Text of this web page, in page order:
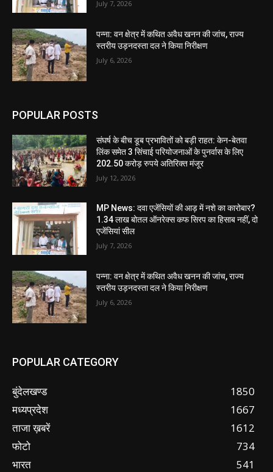
July 7, 2026
पन्ना: वन क्षेत्र में कथित अवैध खनन की जांच, राज्य
स्तरीय उड़नदस्ता दल ने किया निरीक्षण
July 6, 2026
POPULAR POSTS
संघर्ष के बीच डूब प्रभावितों को बड़ी राहत: केन-बेतवा
लिंक समेत 3 सिंचाई परियोजनाओं के पुनर्वास के लिए
202.50 करोड़ रुपये अतिरिक्त मंजूर
July 12, 2026
MP News: दवा एजेंसियों की आड़ में नशे का कारोबार?
1.34 लाख बोतल ऑनरेक्स कफ सिरप का हिसाब नहीं, दो
एजेंसियां सील
July 7, 2026
पन्ना: वन क्षेत्र में कथित अवैध खनन की जांच, राज्य
स्तरीय उड़नदस्ता दल ने किया निरीक्षण
July 6, 2026
POPULAR CATEGORY
बुंदेलखण्ड
1850
मध्यप्रदेश
1667
ताजा ख़बरें
1612
फोटो
734
भारत
541